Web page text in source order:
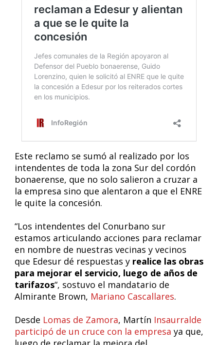
Este reclamo se sumó al realizado por los
intendentes de toda la zona Sur del cordón
bonaerense, que no solo salieron a cruzar a
la empresa sino que alentaron a que el ENRE
le quite la concesión.
“Los intendentes del Conurbano sur
estamos articulando acciones para reclamar
en nombre de nuestras vecinas y vecinos
que Edesur dé respuestas y realice las obras
para mejorar el servicio, luego de años de
tarifazos“, sostuvo el mandatario de
Almirante Brown, Mariano Cascallares.
Desde Lomas de Zamora, Martín Insaurralde
participó de un cruce con la empresa ya que,